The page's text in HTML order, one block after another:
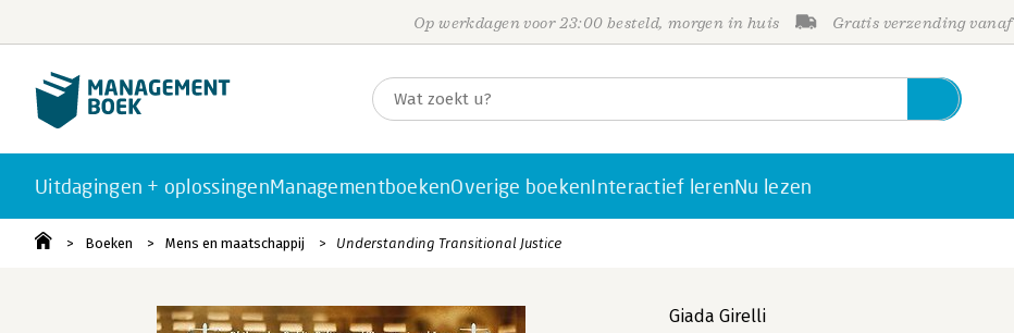
Op werkdagen voor 23:00 besteld, morgen in huis Gratis verzending
Uitdagingen + oplossingenManagementboekenOverige boekenInteractief lerenNu lezen
Boeken Mens en maatschappij Understanding Transitional Justice
Giada Girelli